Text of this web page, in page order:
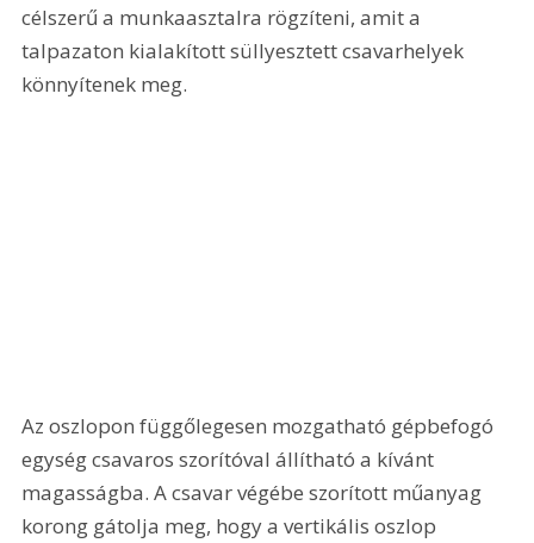
célszerű a munkaasztalra rögzíteni, amit a
talpazaton kialakított süllyesztett csavarhelyek
könnyítenek meg.
Az oszlopon függőlegesen mozgatható gépbefogó
egység csavaros szorítóval állítható a kívánt
magasságba. A csavar végébe szorított műanyag
korong gátolja meg, hogy a vertikális oszlop